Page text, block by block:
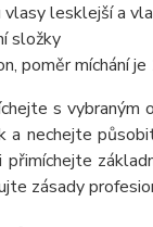
lesklejší a
složky
poměr míchání
s
a nechejte
zásady